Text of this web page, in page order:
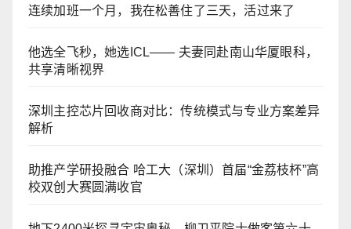
连续加班一个月，我在松善住了三天，活过来了
他选全飞秒，她选ICL—— 夫妻同赴南山华厦眼科，
共享清晰视界
深圳主控芯片回收商对比：传统模式与专业方案差异
解析
助推产学研投融合 哈工大（深圳）首届“金荔枝杯”高
校双创大赛圆满收官